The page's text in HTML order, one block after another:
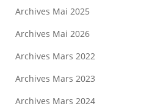
Archives Mai 2025
Archives Mai 2026
Archives Mars 2022
Archives Mars 2023
Archives Mars 2024